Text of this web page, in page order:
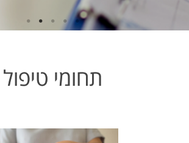
תחומי טיפול